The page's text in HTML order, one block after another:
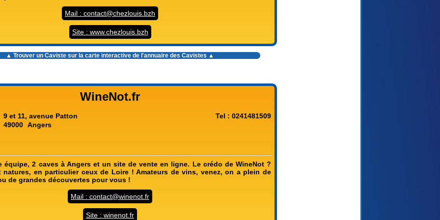
Mail : contact@chezlouis.bzh
Site : www.chezlouis.bzh
▲ Trouver un Caviste sur la carte interactive de l'annuaire des Cavistes ▲
WineNot.fr
9 et 11, avenue Patton
49000 Angers
Tel : 0241481509
équipe, 2 caves à Angers et un site de vente en ligne. Le crédo de WineNot ?
en particulier ceux de Loire ! Amateurs de vins, venez, on a plein de
de grandes découvertes pour vous !
Mail : contact@winenot.fr
Site : winenot.fr